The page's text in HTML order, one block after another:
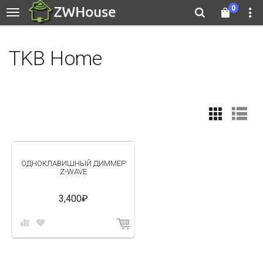
0
TKB Home
ОДНОКЛАВИШНЫЙ ДИММЕР
Z-WAVE
3,400₽